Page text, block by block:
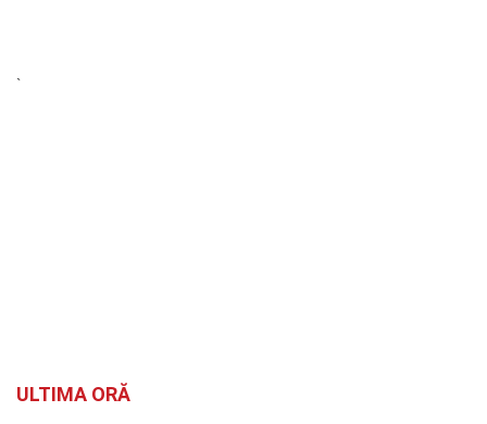
`
ULTIMA ORĂ